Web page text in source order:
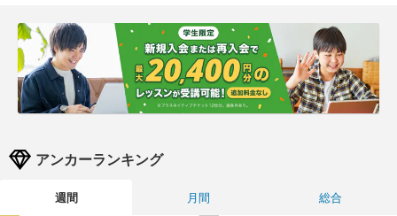
アンカーランキング
週間 月間
総合